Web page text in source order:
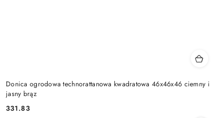
Donica ogrodowa technorattanowa kwadratowa 46x46x46 ciemny i
jasny brąz
Cena:
331.83